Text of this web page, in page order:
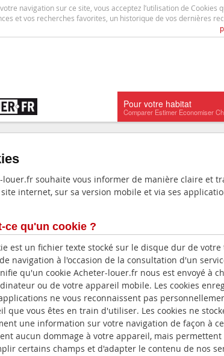
navigation sur ce site, vous acceptez l’utilisation de
et vos recherches favorites, un historique de vos dernières
Pour votre habitat
louer.fr souhaite vous informer de manière claire et
internet, sur sa version mobile et via ses
ce qu'un cookie ?
est un fichier texte stocké sur le disque dur de
navigation à l'occasion de la consultation d'un
qu'un cookie Acheter-louer.fr nous est envoyé à
ou de votre appareil mobile. Les cookies
ne vous reconnaissent pas
que vous êtes en train d'utiliser. Les cookies ne
une information sur votre navigation de façon à
aucun dommage à votre appareil, mais
certains champs et d'adapter le contenu de nos